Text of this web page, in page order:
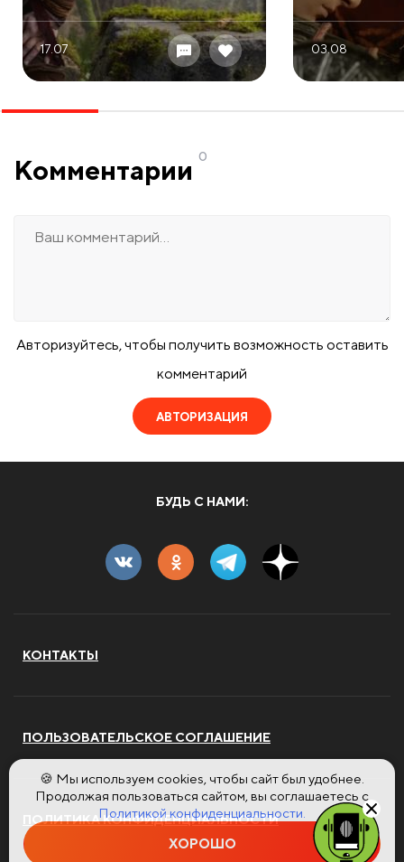
17.07 03.08
Комментарии 0
Авторизуйтесь, чтобы получить возможность оставить
комментарий
АВТОРИЗАЦИЯ
БУДЬ С НАМИ:
КОНТАКТЫ
ПОЛЬЗОВАТЕЛЬСКОЕ СОГЛАШЕНИЕ
ПОЛИТИКА КОНФИДЕНЦИАЛЬНОСТИ
🍪 Мы используем cookies, чтобы сайт был удобнее.
Продолжая пользоваться сайтом, вы соглашаетесь с
Политикой конфиденциальности.
ХОРОШО